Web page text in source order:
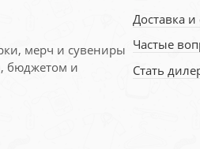
мерч и сувениры
бюджетом и
Доставка и
Частые
Стать